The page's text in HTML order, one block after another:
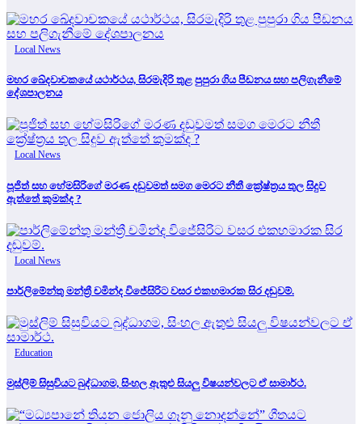
Local News
මහර ඛේදවාචකයේ යථාර්ථය, සිරමැදිරි තුළ පුපුරා ගිය පීඩනය සහ පලිගැනීමේ
දේශපාලනය
Local News
පූජිත් සහ හේමසිරිගේ මරණ දඩුවමත් සමග මෙරට නීතී ක්‍රේෂ්ත්‍රය තුල සිදුව
ඇත්තේ කුමක්ද ?
Local News
පාර්ලිමේන්තු මන්ත්‍රී චමින්ද විජේසිරිට වසර එකහමාරක සිර දඬුවම්.
Education
මුස්ලිම් සිසුවියට බුද්ධාගම, සිංහල ඇතුළු සියලු විෂයන්වලට ඒ සාමාර්ථ.